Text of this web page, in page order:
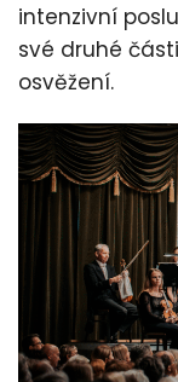
intenzivní
své druhé
osvěžení.